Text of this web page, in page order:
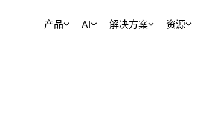
产品 AI 解决方案 资源